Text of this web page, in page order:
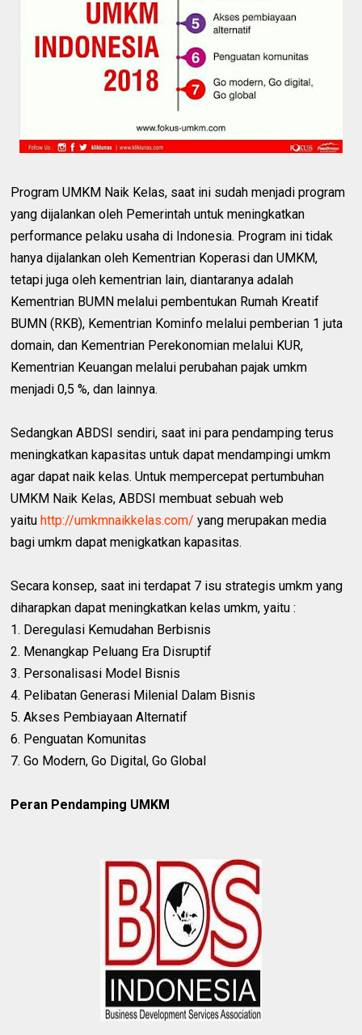
Program UMKM Naik Kelas, saat ini sudah menjadi program
yang dijalankan oleh Pemerintah untuk meningkatkan
performance pelaku usaha di Indonesia. Program ini tidak
hanya dijalankan oleh Kementrian Koperasi dan UMKM,
tetapi juga oleh kementrian lain, diantaranya adalah
Kementrian BUMN melalui pembentukan Rumah Kreatif
BUMN (RKB), Kementrian Kominfo melalui pemberian 1 juta
domain, dan Kementrian Perekonomian melalui KUR,
Kementrian Keuangan melalui perubahan pajak umkm
menjadi 0,5 %, dan lainnya.
Sedangkan ABDSI sendiri, saat ini para pendamping terus
meningkatkan kapasitas untuk dapat mendampingi umkm
agar dapat naik kelas. Untuk mempercepat pertumbuhan
UMKM Naik Kelas, ABDSI membuat sebuah web
yaituhttp://umkmnaikkelas.com/ yang merupakan media
bagi umkm dapat menigkatkan kapasitas.
Secara konsep, saat ini terdapat 7 isu strategis umkm yang
diharapkan dapat meningkatkan kelas umkm, yaitu :
1. Deregulasi Kemudahan Berbisnis
2. Menangkap Peluang Era Disruptif
3. Personalisasi Model Bisnis
4. Pelibatan Generasi Milenial Dalam Bisnis
5. Akses Pembiayaan Alternatif
6. Penguatan Komunitas
7. Go Modern, Go Digital, Go Global
Peran Pendamping UMKM